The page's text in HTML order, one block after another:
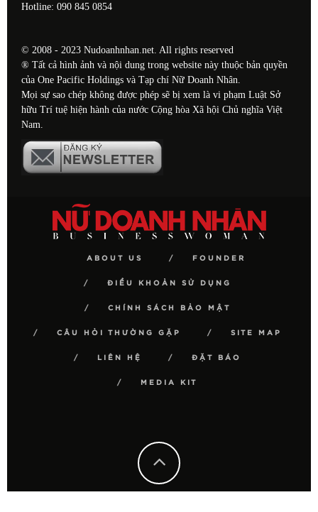
Hotline: 090 845 0854
© 2008 - 2023 Nudoanhnhan.net. All rights reserved
® Tất cả hình ảnh và nội dung trong website này thuộc bản quyền
của One Pacific Holdings và Tạp chí Nữ Doanh Nhân.
Mọi sự sao chép không được phép sẽ bị xem là vi phạm Luật Sở
hữu Trí tuệ hiện hành của nước Cộng hòa Xã hội Chủ nghĩa Việt
Nam.
ABOUT US FOUNDER
ĐIỀU KHOẢN SỬ DỤNG
CHÍNH SÁCH BẢO MẬT
CÂU HỎI THƯỜNG GẶP SITE MAP
LIÊN HỆ ĐẶT BÁO
MEDIA KIT